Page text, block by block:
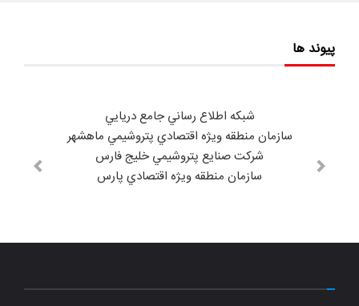
پیوند ها
شبكه اطلاع رساني جامع دريايي
سازمان منطقه ويژه اقتصادي پتروشيمي ماهشهر
شركت صنايع پتروشيمي خليج فارس
سازمان منطقه ويژه اقتصادي پارس